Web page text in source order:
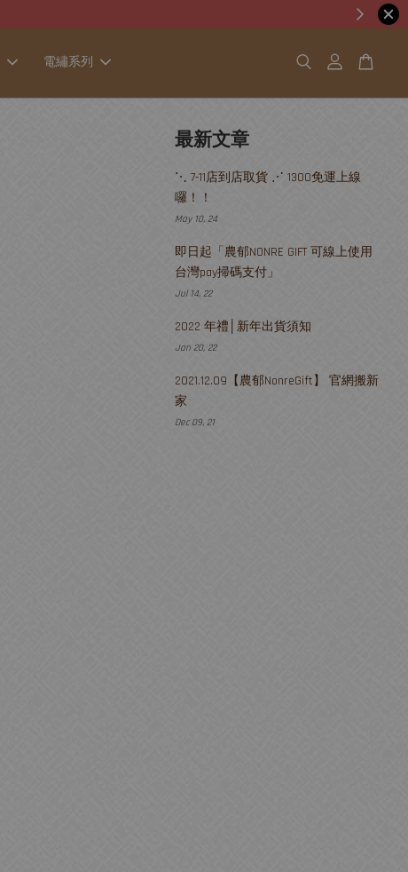
電繡系列
最新文章
⋱ 7-11店到店取貨 ⋰ 1300免運上線
囉！！
May 10, 24
即日起「農郁NONRE GIFT 可線上使用
台灣pay掃碼支付」
Jul 14, 22
2022 年禮│新年出貨須知
Jan 20, 22
2021.12.09【農郁NonreGift】 官網搬新
家
Dec 09, 21